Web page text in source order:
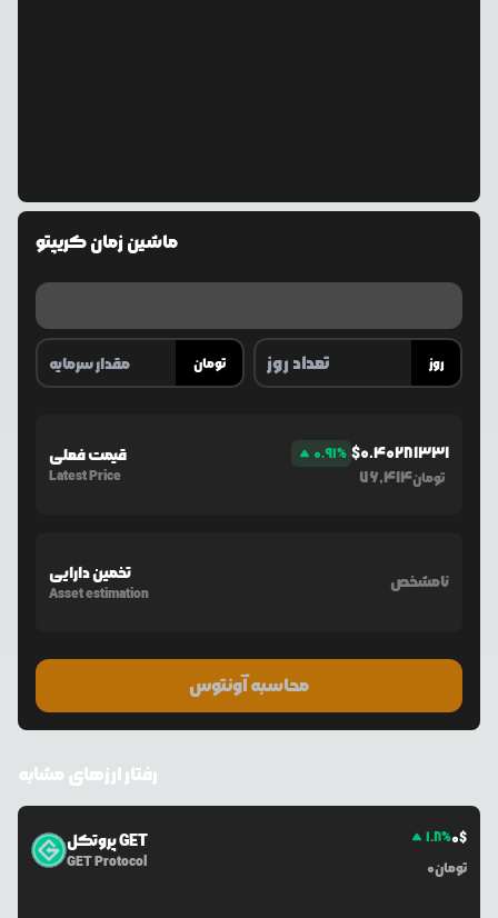
ماشین زمان کریپتو
تومان روز
قیمت فعلی
Latest Price
0.91% $0.40281331
76,414تومان
تخمین دارایی
Asset estimation
نامشخص
محاسبه آونتوس
رفتار ارزهای مشابه
پروتکل GET
GET Protocol
1.8%0$
0تومان